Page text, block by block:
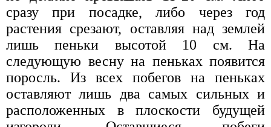
сразу при посадке, либо через год
растения срезают, оставляя над землей
лишь пеньки высотой 10 см. На
следующую весну на пеньках появится
поросль. Из всех побегов на пеньках
оставляют лишь два самых сильных и
расположенных в плоскости будущей